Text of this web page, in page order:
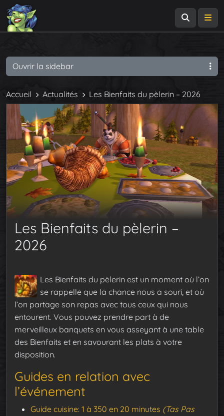
Accueil Actualités Les Bienfaits du pèlerin – 2026
Les Bienfaits du pèlerin –
2026
Les Bienfaits du pèlerin est un moment où l’on
se rappelle que la chance nous a souri, et où
l’on partage son repas avec tous ceux qui nous
entourent. Vous pouvez prendre part à de
merveilleux banquets en vous asseyant à une table
des Bienfaits et en savourant les plats à votre
disposition.
Guides en relation avec
l’événement
Guide cuisine: 1 à 350 en 20 minutes (Tas Pas
Ouvrir la sidebar